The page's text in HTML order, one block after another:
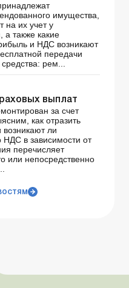
имущества,
на их учет у
а также какие
и НДС возникают
передачи
рем...
выплат
за счет
как отразить
возникают ли
НДС в зависимости от
перечисляет
или непосредственно